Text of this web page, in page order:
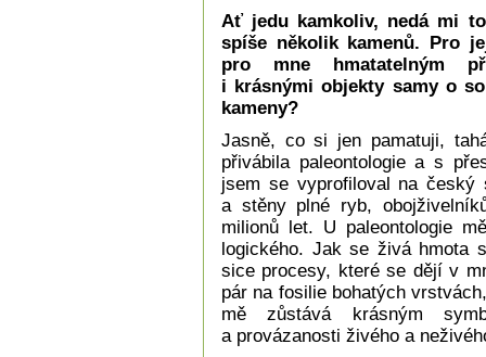
Ať jedu kamkoliv, nedá mi
spíše několik kamenů. Pro
pro mne hmatatelným
i krásnými objekty samy o
kameny?
Jasně, co si jen pamatuji,
přivábila paleontologie a s
jsem se vyprofiloval na
a stěny plné ryb,
milionů let. U paleontologie
logického. Jak se živá hmota
sice procesy, které se dějí v
pár na fosilie bohatých
mě zůstává krásným
a provázanosti živého a